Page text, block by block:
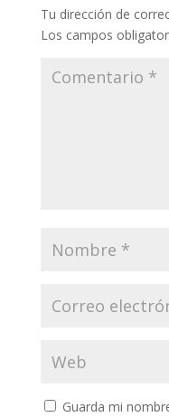
Tu dirección de
Los campos
Guarda mi